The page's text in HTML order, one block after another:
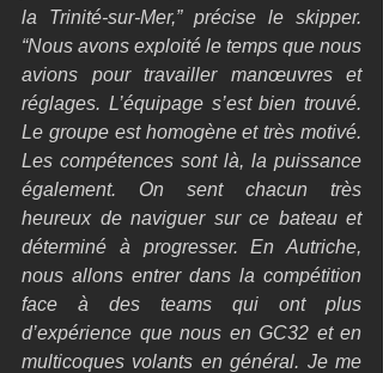
la Trinité-sur-Mer,” précise le skipper.
“Nous avons exploité le temps que nous
avions pour travailler manœuvres et
réglages. L’équipage s’est bien trouvé.
Le groupe est homogène et très motivé.
Les compétences sont là, la puissance
également. On sent chacun très
heureux de naviguer sur ce bateau et
déterminé à progresser. En Autriche,
nous allons entrer dans la compétition
face à des teams qui ont plus
d’expérience que nous en GC32 et en
multicoques volants en général. Je me